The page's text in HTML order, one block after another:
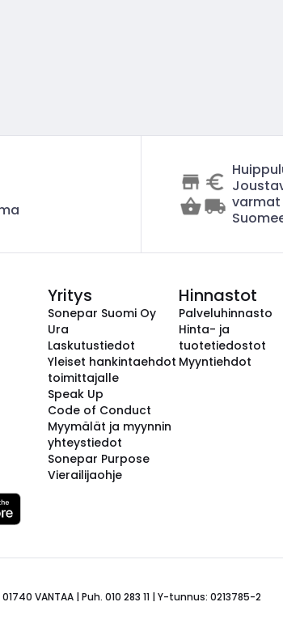
Yritys
Sonepar Suomi Oy
Ura
Laskutustiedot
Yleiset hankintaehdot
toimittajalle
Speak Up
Code of Conduct
Myymälät ja myynnin
yhteystiedot
Sonepar Purpose
Vierailijaohje
Hinnastot
Palveluhinnasto
Hinta- ja
tuotetiedostot
Myyntiehdot
VANTAA | Puh. 010 283 11 | Y-tunnus: 0213785-2